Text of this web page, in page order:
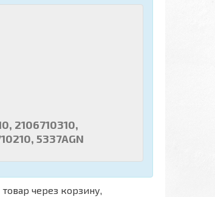
2106710310,
5337AGN
через корзину,